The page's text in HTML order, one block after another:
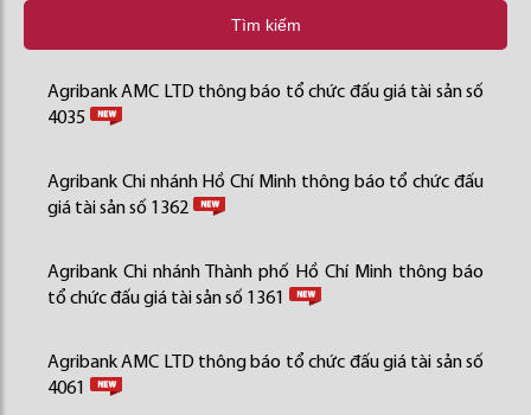
Tìm kiếm
Agribank AMC LTD thông báo tổ chức đấu giá tài sản số
4035
Agribank Chi nhánh Hồ Chí Minh thông báo tổ chức đấu
giá tài sản số 1362
Agribank Chi nhánh Thành phố Hồ Chí Minh thông báo
tổ chức đấu giá tài sản số 1361
Agribank AMC LTD thông báo tổ chức đấu giá tài sản số
4061